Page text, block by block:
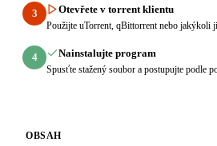
3 Otevřete v torrent klientu
Použijte uTorrent, qBittorrent nebo jakýkoli
4 Nainstalujte program
Spusťte stažený soubor a postupujte podle
OBSAH